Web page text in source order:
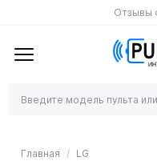
Отзывы
Главная LG